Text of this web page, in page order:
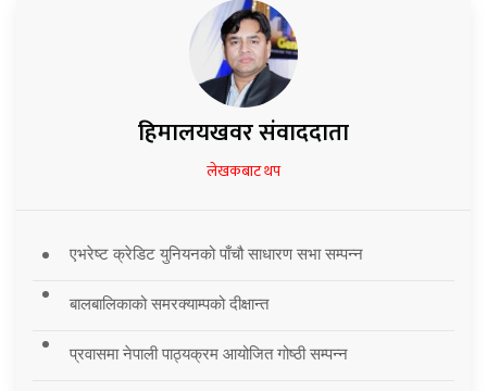
हिमालयखवर संवाददाता
लेखकबाट थप
एभरेष्ट क्रेडिट युनियनको पाँचौ साधारण सभा सम्पन्न
बालबालिकाको समरक्याम्पको दीक्षान्त
प्रवासमा नेपाली पाठ्यक्रम आयोजित गोष्ठी सम्पन्न